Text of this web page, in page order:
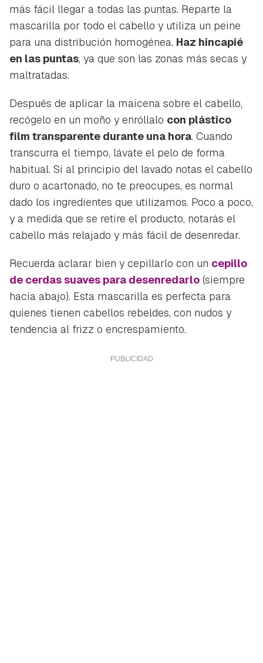
más fácil llegar a todas las puntas. Reparte la
mascarilla por todo el cabello y utiliza un peine
para una distribución homogénea. Haz hincapié
en las puntas, ya que son las zonas más secas y
maltratadas.
Después de aplicar la maicena sobre el cabello,
recógelo en un moño y enróllalo con plástico
film transparente durante una hora. Cuando
transcurra el tiempo, lávate el pelo de forma
habitual. Si al principio del lavado notas el cabello
duro o acartonado, no te preocupes, es normal
dado los ingredientes que utilizamos. Poco a poco,
y a medida que se retire el producto, notarás el
cabello más relajado y más fácil de desenredar.
Recuerda aclarar bien y cepillarlo con un cepillo
de cerdas suaves para desenredarlo (siempre
hacia abajo). Esta mascarilla es perfecta para
quienes tienen cabellos rebeldes, con nudos y
tendencia al frizz o encrespamiento.